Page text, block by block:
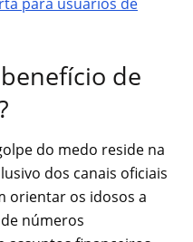
de
do medo reside na
dos canais oficiais
orientar os idosos a
números